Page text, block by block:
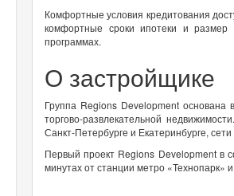
Комфортные условия кредитования
комфортные сроки ипотеки и размер
программах.
О застройщике
Группа Regions Development основана
торгово-развлекательной
Санкт-Петербурге и Екатеринбурге,
Первый проект Regions Development в
минутах от станции метро «Технопарк»